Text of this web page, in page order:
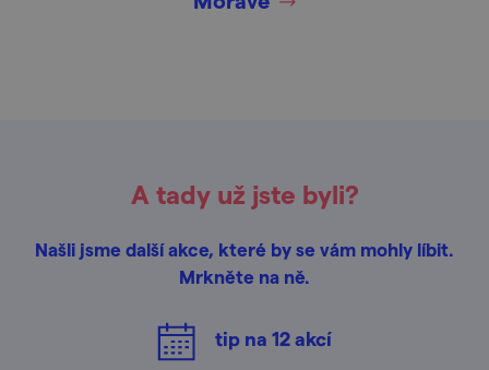
A tady už jste byli?
Našli jsme další akce, které by se vám mohly líbit.
Mrkněte na ně.
tip na 12akcí